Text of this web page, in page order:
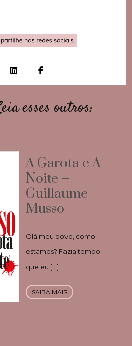
esses outros:
A Garota e A
Noite –
Guillaume
Musso
Olá meu povo, como
estamos? Fazia tempo
que eu […]
SAIBA MAIS